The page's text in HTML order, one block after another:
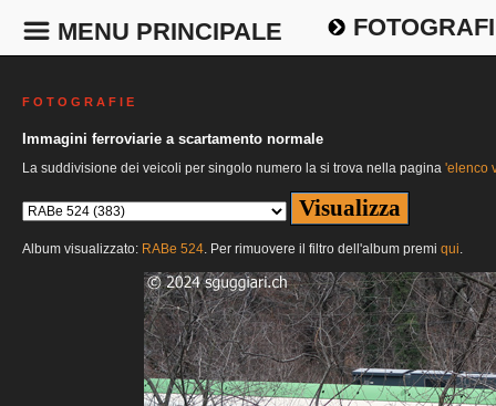
MENU PRINCIPALE
F O T O G R A F I E
Immagini ferroviarie a scartamento normale
La suddivisione dei veicoli per singolo numero la si trova nella pagina 'elenco
Album visualizzato: RABe 524. Per rimuovere il filtro dell'album premi qui.